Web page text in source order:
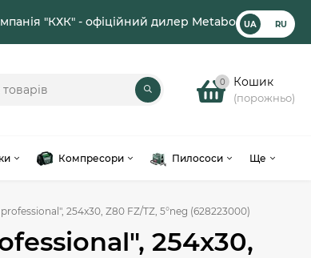
"КХК" - офіційний дилер Metabo UA RU
0 Кошик
(порожньо)
Компресори Пилососи Ще
254x30, Z80 FZ/TZ, 5°neg (628223000)
254x30,